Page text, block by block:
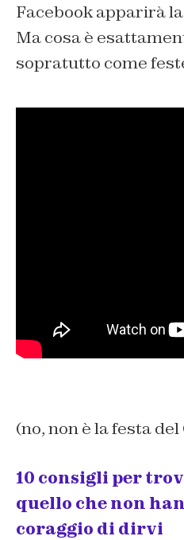
Facebook apparirà
Ma cosa è
sopratutto come
(no, non è la festa
10 consigli per
quello che non
coraggio di dirvi